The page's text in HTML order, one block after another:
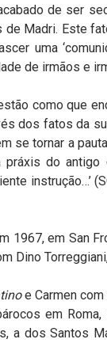
de ser
Madri. Este
uma
de irmãos e
como que
dos fatos da
tornar a
do
instrução…’
em San
Dino
e Carmen com
em
a dos Santos